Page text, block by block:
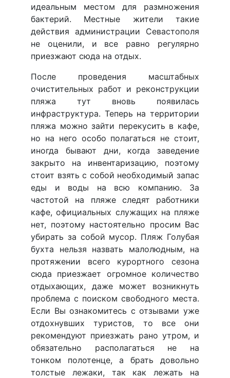
идеальным местом для размножения
бактерий. Местные жители такие
действия администрации Севастополя
не оценили, и все равно регулярно
приезжают сюда на отдых.
После проведения масштабных
очистительных работ и реконструкции
пляжа тут вновь появилась
инфраструктура. Теперь на территории
пляжа можно зайти перекусить в кафе,
но на него особо полагаться не стоит,
иногда бывают дни, когда заведение
закрыто на инвентаризацию, поэтому
стоит взять с собой необходимый запас
еды и воды на всю компанию. За
частотой на пляже следят работники
кафе, официальных служащих на пляже
нет, поэтому настоятельно просим Вас
убирать за собой мусор. Пляж Голубая
бухта нельзя назвать малолюдным, на
протяжении всего курортного сезона
сюда приезжает огромное количество
отдыхающих, даже может возникнуть
проблема с поиском свободного места.
Если Вы ознакомитесь с отзывами уже
отдохнувших туристов, то все они
рекомендуют приезжать рано утром, и
обязательно располагаться не на
тонком полотенце, а брать довольно
толстые лежаки, так как лежать на